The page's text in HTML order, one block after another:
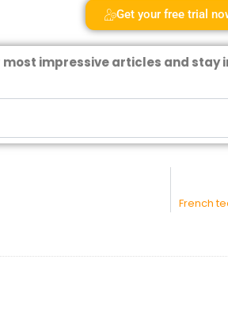
Get your free trial
impressive articles and
French